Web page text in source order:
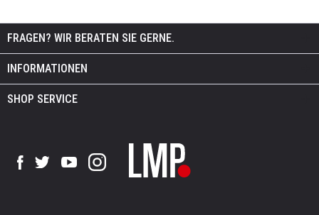
FRAGEN? WIR BERATEN SIE GERNE.
INFORMATIONEN
SHOP SERVICE